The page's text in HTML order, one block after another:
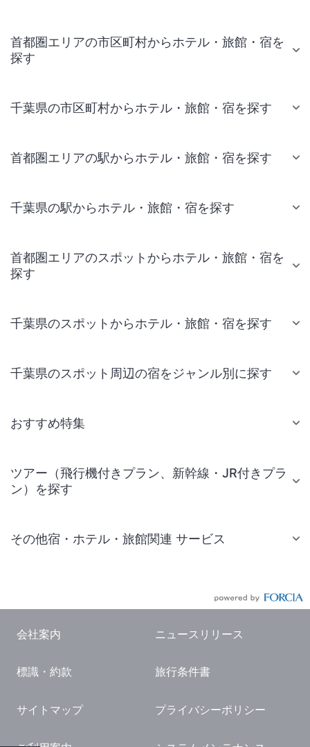
首都圏エリアの市区町村からホテル・旅館・宿を
探す
千葉県の市区町村からホテル・旅館・宿を探す
首都圏エリアの駅からホテル・旅館・宿を探す
千葉県の駅からホテル・旅館・宿を探す
首都圏エリアのスポットからホテル・旅館・宿を
探す
千葉県のスポットからホテル・旅館・宿を探す
千葉県のスポット周辺の宿をジャンル別に探す
おすすめ特集
ツアー（飛行機付きプラン、新幹線・JR付きプラ
ン）を探す
その他宿・ホテル・旅館関連 サービス
国内観光ガイド
旅行・観光情報
会社案内 ニュースリリース
標識・約款 旅行条件書
サイトマップ プライバシーポリシー